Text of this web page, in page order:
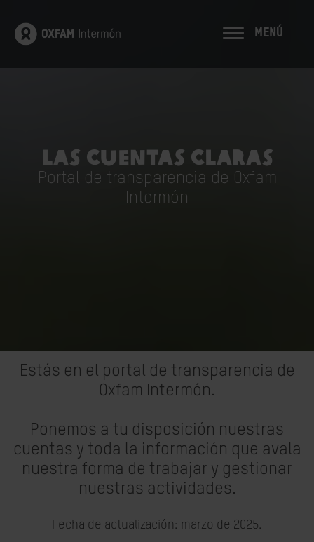
MENÚ
Las cuentas claras
Portal de transparencia de Oxfam
Intermón
Estás en el portal de transparencia de
Oxfam Intermón.
Ponemos a tu disposición nuestras
cuentas y toda la información que avala
nuestra forma de trabajar y gestionar
nuestras actividades.
Fecha de actualización: marzo de 2025.